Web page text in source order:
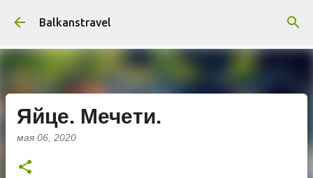
К основному контенту
Balkanstravel
Яйце. Мечети.
мая 06, 2020